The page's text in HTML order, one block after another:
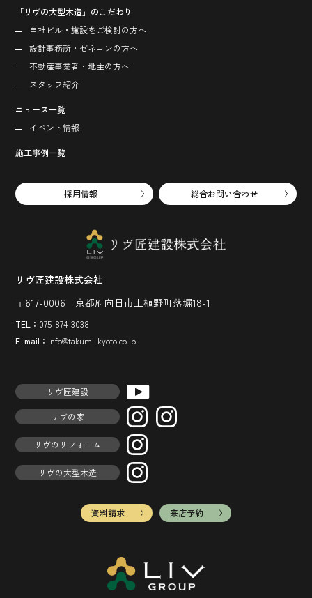
「リヴの大型木造」のこだわり
自社ビル・施設をご検討の方へ
設計事務所・ゼネコンの方へ
不動産事業者・地主の方へ
スタッフ紹介
ニュース一覧
イベント情報
施工事例一覧
採用情報 総合お問い合わせ
リヴ匠建設株式会社
〒617-0006 京都府向日市上植野町落堀18-1
TEL： 075-874-3038
E-mail： info@takumi-kyoto.co.jp
リヴ匠建設
リヴの家
リヴのリフォーム
リヴの大型木造
資料請求 来店予約